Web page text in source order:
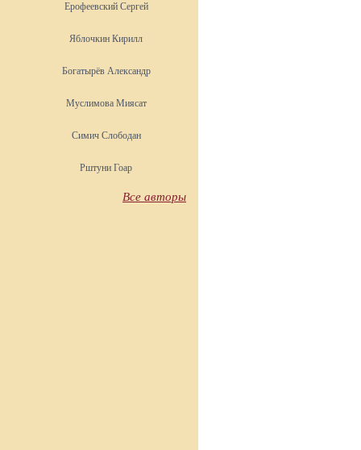
Ерофеевский Сергей
Яблочкин Кирилл
Богатырёв Александр
Муслимова Миясат
Симич Слободан
Рштуни Гоар
Все авторы